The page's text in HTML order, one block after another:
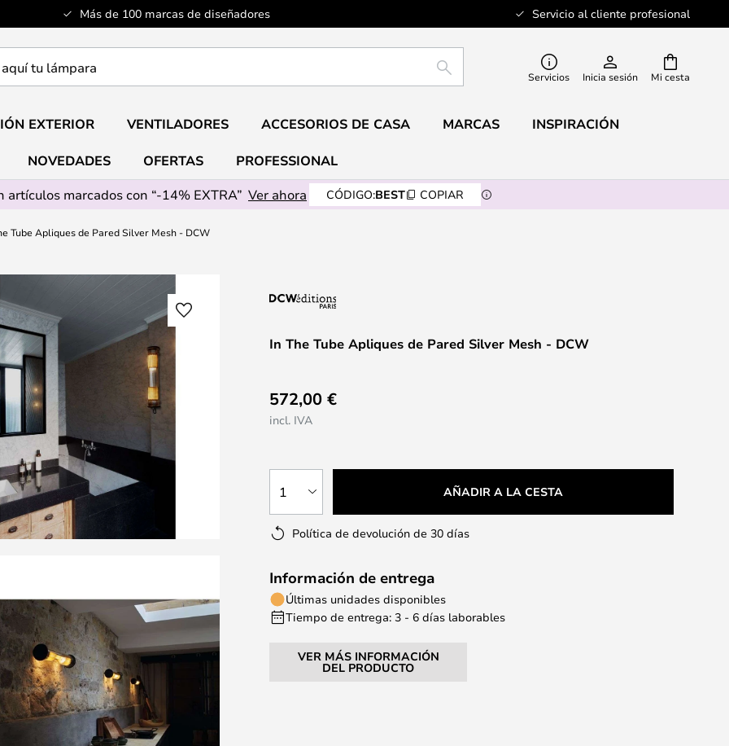
Más de 100 marcas de diseñadores Servicio al cliente profesional
Mi cesta
BUSCAR Servicios Inicia sesión
EXTERIOR VENTILADORES ACCESORIOS DE CASA MARCAS INSPIRACIÓN
NOVEDADES OFERTAS
PROFESSIONAL
artículos marcados con “-14% EXTRA” Ver ahora CÓDIGO:BEST COPIAR
Tube Apliques de Pared Silver Mesh - DCW
In The Tube Apliques de Pared Silver Mesh - DCW
572,00 €
incl. IVA
1 AÑADIR A LA CESTA
Política de devolución de 30 días
Información de entrega
Últimas unidades disponibles
Tiempo de entrega: 3 - 6 días laborables
VER MÁS INFORMACIÓN
DEL PRODUCTO